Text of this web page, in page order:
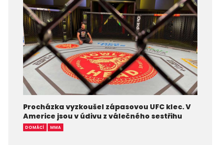
Procházka vyzkoušel zápasovou UFC klec. V
Americe jsou v údivu z válečného sestřihu
DOMÁCÍ MMA